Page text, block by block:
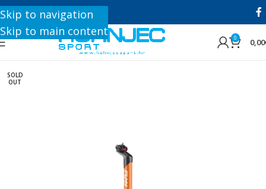
Skip to navigation
Skip to main content
+385 1 8896 200
0 0,00
SOLD
OUT